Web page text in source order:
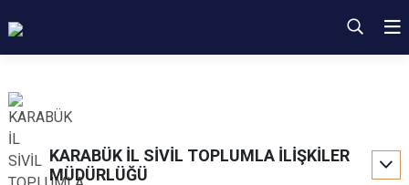
KARABÜK İL SİVİL TOPLUMLA İLİŞKİLER
MÜDÜRLÜĞÜ